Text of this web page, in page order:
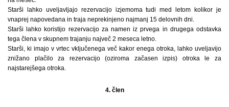
Starši lahko uveljavljajo rezervacijo izjemoma tudi med letom kolikor je
vnaprej napovedana in traja neprekinjeno najmanj 15 delovnih dni.
Starši lahko koristijo rezervacijo za namen iz prvega in drugega odstavka
tega člena v skupnem trajanju največ 2 meseca letno.
Starši, ki imajo v vrtec vključenega več kakor enega otroka, lahko uveljavijo
znižano plačilo za rezervacijo (oziroma začasen izpis) otroka le za
najstarejšega otroka.
4. člen